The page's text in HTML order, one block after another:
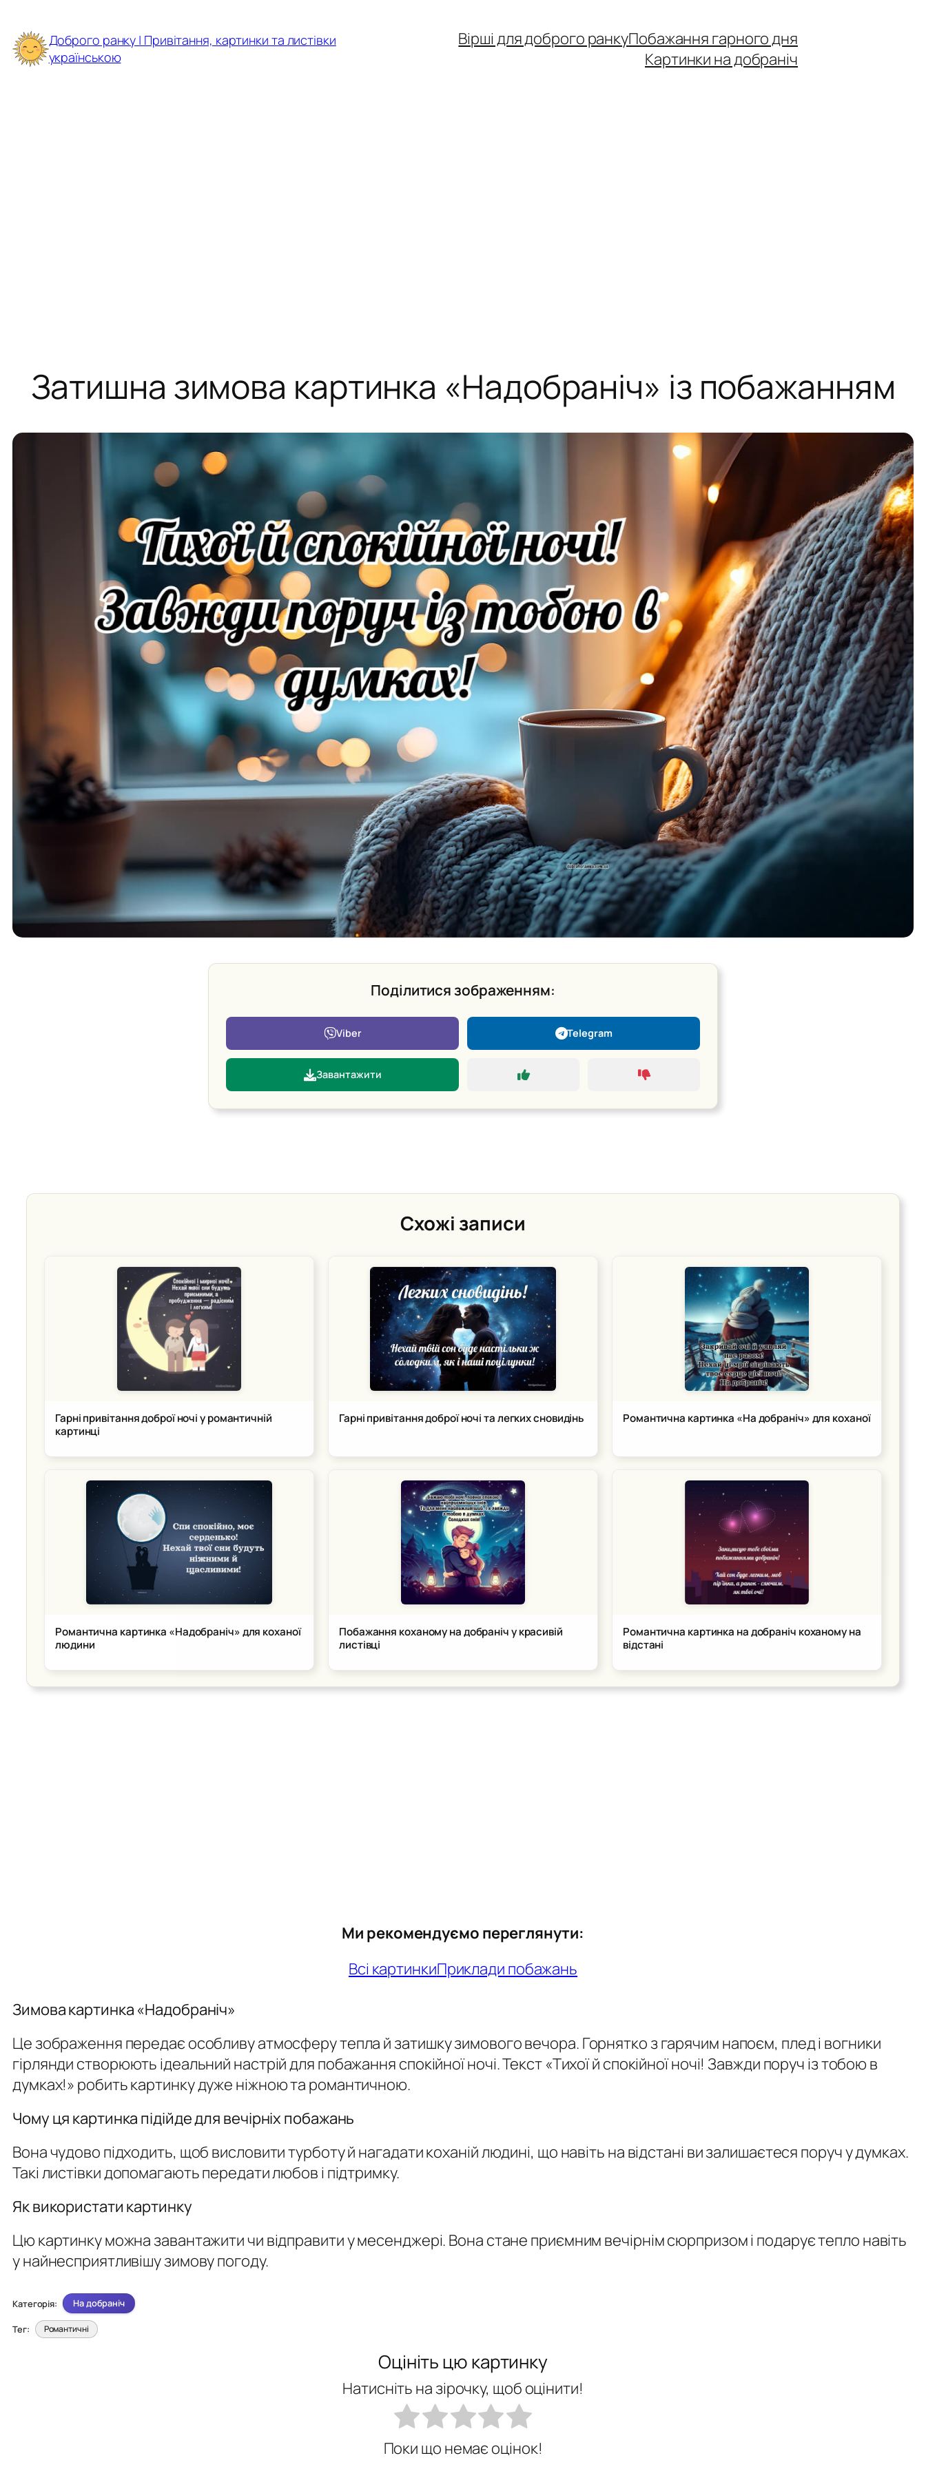
до
вмісту
Доброго ранку | Привітання, картинки та листівки
українською
Вірші для доброго ранкуПобажання гарного дня
Картинки на добраніч
Затишна зимова картинка «Надобраніч» із побажанням
Поділитися зображенням:
Viber Telegram
Завантажити
Схожі записи
Гарні привітання доброї ночі у романтичній
картинці
Гарні привітання доброї ночі та легких сновидінь Романтична картинка «На добраніч» для коханої
Романтична картинка «Надобраніч» для коханої
людини
Побажання коханому на добраніч у красивій
листівці
Романтична картинка на добраніч коханому на
відстані
Ми рекомендуємо переглянути:
Всі картинкиПриклади побажань
Зимова картинка «Надобраніч»
Це зображення передає особливу атмосферу тепла й затишку зимового вечора. Горнятко з гарячим напоєм, плед і вогники
гірлянди створюють ідеальний настрій для побажання спокійної ночі. Текст «Тихої й спокійної ночі! Завжди поруч із тобою в
думках!» робить картинку дуже ніжною та романтичною.
Чому ця картинка підійде для вечірніх побажань
Вона чудово підходить, щоб висловити турботу й нагадати коханій людині, що навіть на відстані ви залишаєтеся поруч у думках.
Такі листівки допомагають передати любов і підтримку.
Як використати картинку
Цю картинку можна завантажити чи відправити у месенджері. Вона стане приємним вечірнім сюрпризом і подарує тепло навіть
у найнесприятливішу зимову погоду.
Категорія: На добраніч
Тег: Романтичні
Оцініть цю картинку
Натисніть на зірочку, щоб оцінити!
Поки що немає оцінок!